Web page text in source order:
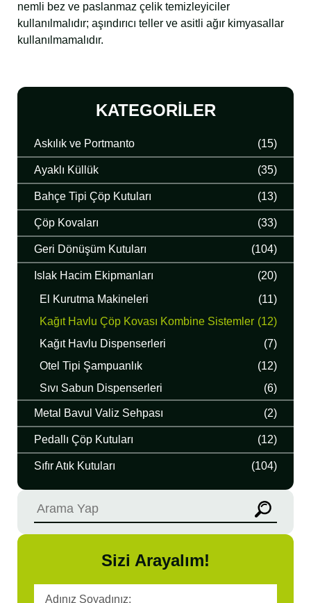
KATEGORILER
Askılık ve Portmanto (15)
Ayaklı Küllük (35)
Bahçe Tipi Çöp Kutuları (13)
Çöp Kovaları (33)
Geri Dönüşüm Kutuları (104)
Islak Hacim Ekipmanları
(20)
El Kurutma Makineleri
(11)
Kağıt Havlu Çöp Kovası Kombine Sistemler (12)
Kağıt Havlu Dispenserleri
(7)
Otel Tipi Şampuanlık
(12)
Sıvı Sabun Dispenserleri
(6)
Metal Bavul Valiz Sehpası (2)
Pedallı Çöp Kutuları (12)
Sıfır Atık Kutuları (104)
Sizi Arayalım!
nemli bez ve paslanmaz çelik temizleyiciler
kullanılmalıdır; aşındırıcı teller ve asitli ağır kimyasallar
kullanılmamalıdır.